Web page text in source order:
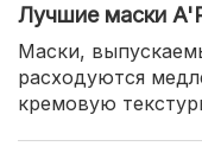
Лучшие маски
Маски,
расходуются
кремовую